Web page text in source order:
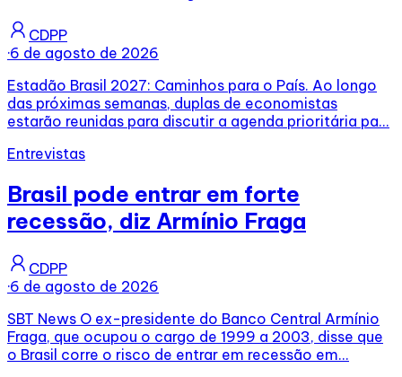
CDPP
·6 de agosto de 2026
Estadão Brasil 2027: Caminhos para o País. Ao longo
das próximas semanas, duplas de economistas
estarão reunidas para discutir a agenda prioritária pa...
Entrevistas
Brasil pode entrar em forte
recessão, diz Armínio Fraga
CDPP
·6 de agosto de 2026
SBT News O ex-presidente do Banco Central Armínio
Fraga, que ocupou o cargo de 1999 a 2003, disse que
o Brasil corre o risco de entrar em recessão em...